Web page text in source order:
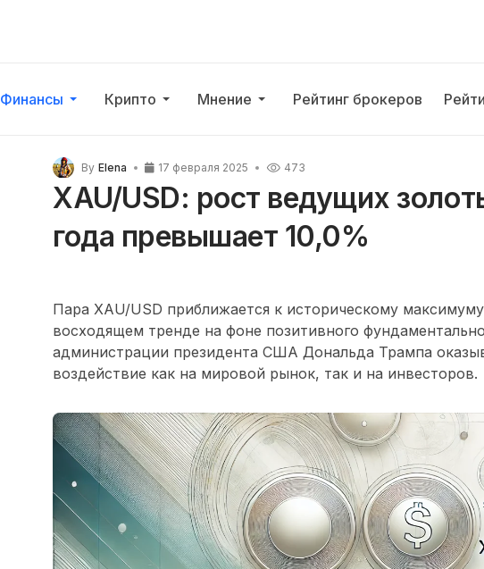
Финансы Крипто Мнение Рейтинг брокеров
By Elena 17 февраля 2025 473
XAU/USD: рост ведущих
года превышает 10,0%
Пара XAU/USD приближается к историческому
восходящем тренде на фоне позитивного
администрации президента США Дональда Трампа
воздействие как на мировой рынок, так и на инвесторов.